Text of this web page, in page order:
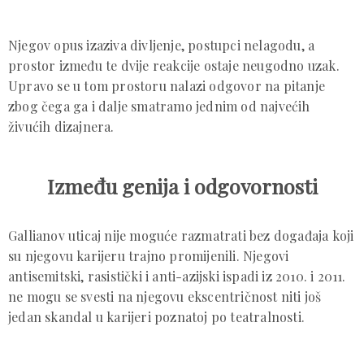
Njegov opus izaziva divljenje, postupci nelagodu, a
prostor između te dvije reakcije ostaje neugodno uzak.
Upravo se u tom prostoru nalazi odgovor na pitanje
zbog čega ga i dalje smatramo jednim od najvećih
živućih dizajnera.
Između genija i odgovornosti
Gallianov uticaj nije moguće razmatrati bez događaja koji
su njegovu karijeru trajno promijenili. Njegovi
antisemitski, rasistički i anti-azijski ispadi iz 2010. i 2011.
ne mogu se svesti na njegovu ekscentričnost niti još
jedan skandal u karijeri poznatoj po teatralnosti.